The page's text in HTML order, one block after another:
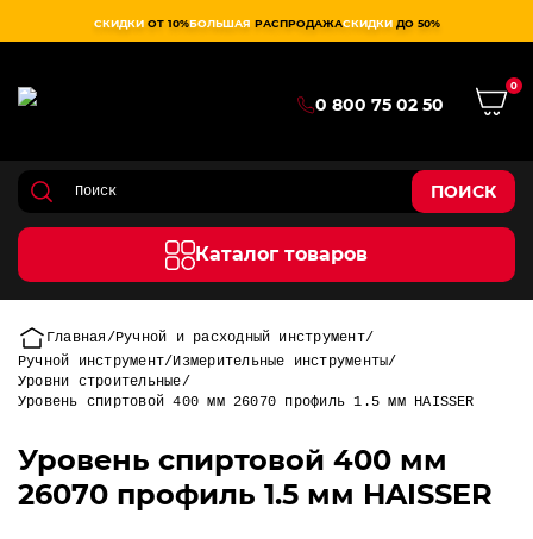
СКИДКИ ОТ 10%БОЛЬШАЯ РАСПРОДАЖАСКИДКИ ДО 50%
0 800 75 02 50
0
ПОИСК
Каталог товаров
Главная
Ручной и расходный инструмент
Ручной инструмент Измерительные инструменты
Уровни строительные
Уровень спиртовой 400 мм 26070 профиль 1.5 мм HAISSER
Уровень спиртовой 400 мм
26070 профиль 1.5 мм HAISSER